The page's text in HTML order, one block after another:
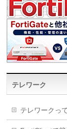
テレワーク
テレワークっ